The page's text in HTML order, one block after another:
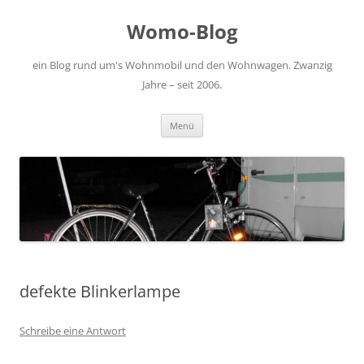
Womo-Blog
ein Blog rund um's Wohnmobil und den Wohnwagen. Zwanzig
Jahre – seit 2006.
Menü
defekte Blinkerlampe
Schreibe eine Antwort